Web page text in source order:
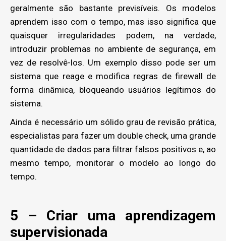
geralmente são bastante previsíveis. Os modelos
aprendem isso com o tempo, mas isso significa que
quaisquer irregularidades podem, na verdade,
introduzir problemas no ambiente de segurança, em
vez de resolvê-los. Um exemplo disso pode ser um
sistema que reage e modifica regras de firewall de
forma dinâmica, bloqueando usuários legítimos do
sistema.
Ainda é necessário um sólido grau de revisão prática,
especialistas para fazer um double check, uma grande
quantidade de dados para filtrar falsos positivos e, ao
mesmo tempo, monitorar o modelo ao longo do
tempo.
5 – Criar uma aprendizagem
supervisionada